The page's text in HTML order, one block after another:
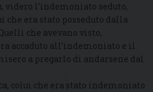
videro l’indemoniato seduto,
che era stato posseduto dalla
che avevano visto,
accaduto all’indemoniato e il
a pregarlo di andarsene dal
colui che era stato indemoniato